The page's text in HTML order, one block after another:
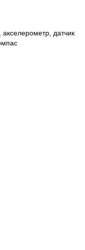
датчик